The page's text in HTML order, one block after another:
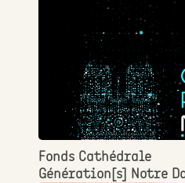
Fonds Cathédrale
Génération[s] Notre